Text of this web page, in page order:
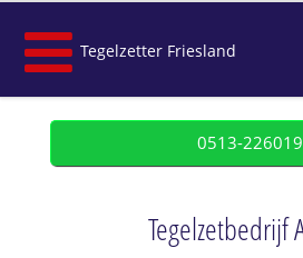
Tegelzetter Friesland
0513-226019
Tegelzetbedrijf